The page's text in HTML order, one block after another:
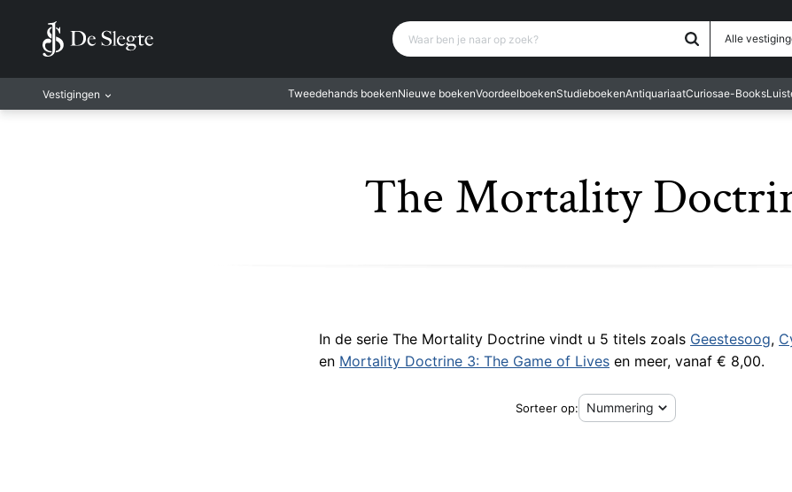
Alle
Waar ben je naar op zoek?
Tweedehands boekenNieuwe boekenVoordeelboekenStudieboekenAntiquariaatCuriosae-Books
Vestigingen
The Mortality
In de serie The Mortality Doctrine vindt u 5 titels zoals Geestesoog,
en Mortality Doctrine 3: The Game of Lives en meer, vanaf € 8,00.
Sorteer op: